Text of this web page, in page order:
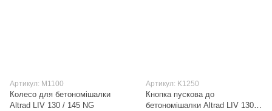
Артикул: М1100
Колесо для бетономішалки
Altrad LIV 130 / 145 NG
Артикул: K1250
Кнопка пускова до
бетономішалки Altrad LIV 130 /